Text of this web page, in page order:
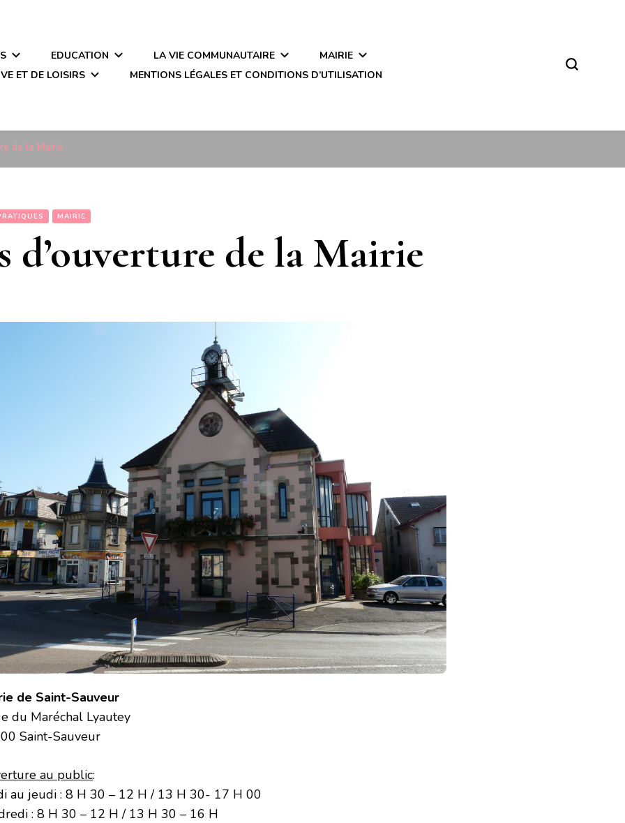
EDUCATION LA VIE COMMUNAUTAIRE
MAIRIE
ET DE LOISIRS
MENTIONS LÉGALES ET CONDITIONS D’UTILISATION
de la Mairie
MAIRIE
d’ouverture de la Mairie
de Saint-Sauveur
du Maréchal Lyautey
Saint-Sauveur
au public:
au jeudi : 8 H 30 – 12 H / 13 H 30- 17 H 00
: 8 H 30 – 12 H / 13 H 30 – 16 H